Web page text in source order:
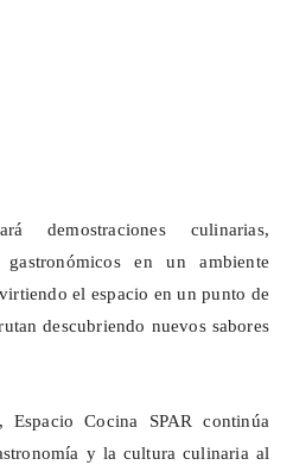
demostraciones culinarias,
gastronómicos en un ambiente
el espacio en un punto de
descubriendo nuevos sabores
Cocina SPAR continúa
y la cultura culinaria al